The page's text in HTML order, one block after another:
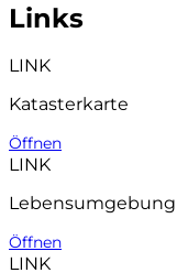
Links
LINK
Katasterkarte
Öffnen
LINK
Lebensumgebung
Öffnen
LINK